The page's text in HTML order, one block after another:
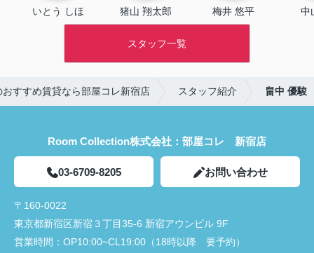
いとう しほ 猪山 翔太郎 梅井 悠平 中
スタッフ一覧
おすすめ賃貸なら部屋コレ新宿店 スタッフ紹介 畠中 優駿
Room Collection株式会社：部屋コレ 新宿店
03-6709-8205 お問い合わせ
〒160-0022
東京都新宿区新宿３丁目35-6 新宿アウンビル 9F
営業時間： OP10:00~CL19:00（18時以降 要予約）